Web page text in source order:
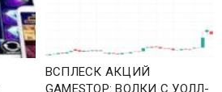
ВСПЛЕСК АКЦИЙ
GAMESTOP: ВОЛКИ С УОЛЛ-